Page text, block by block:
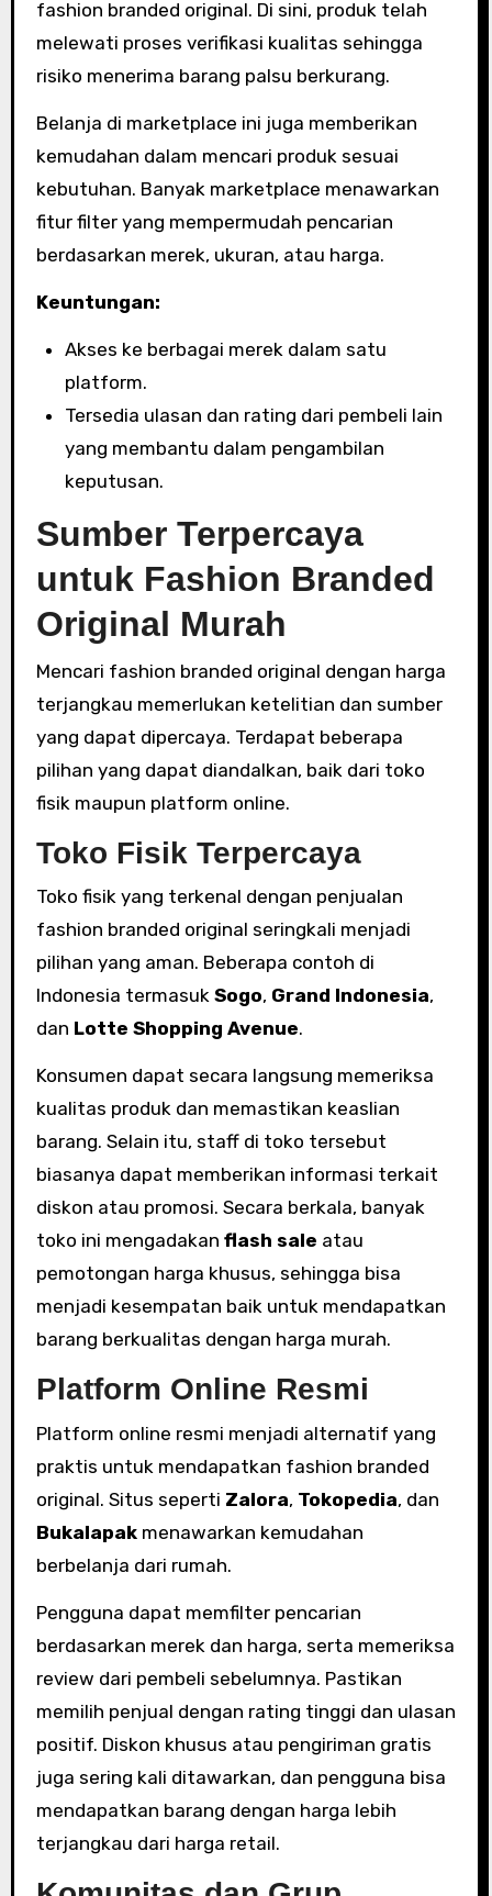
fashion branded original. Di sini, produk telah
melewati proses verifikasi kualitas sehingga
risiko menerima barang palsu berkurang.
Belanja di marketplace ini juga memberikan
kemudahan dalam mencari produk sesuai
kebutuhan. Banyak marketplace menawarkan
fitur filter yang mempermudah pencarian
berdasarkan merek, ukuran, atau harga.
Keuntungan:
Akses ke berbagai merek dalam satu
platform.
Tersedia ulasan dan rating dari pembeli lain
yang membantu dalam pengambilan
keputusan.
Sumber Terpercaya
untuk Fashion Branded
Original Murah
Mencari fashion branded original dengan harga
terjangkau memerlukan ketelitian dan sumber
yang dapat dipercaya. Terdapat beberapa
pilihan yang dapat diandalkan, baik dari toko
fisik maupun platform online.
Toko Fisik Terpercaya
Toko fisik yang terkenal dengan penjualan
fashion branded original seringkali menjadi
pilihan yang aman. Beberapa contoh di
Indonesia termasuk Sogo, Grand Indonesia,
dan Lotte Shopping Avenue.
Konsumen dapat secara langsung memeriksa
kualitas produk dan memastikan keaslian
barang. Selain itu, staff di toko tersebut
biasanya dapat memberikan informasi terkait
diskon atau promosi. Secara berkala, banyak
toko ini mengadakan flash sale atau
pemotongan harga khusus, sehingga bisa
menjadi kesempatan baik untuk mendapatkan
barang berkualitas dengan harga murah.
Platform Online Resmi
Platform online resmi menjadi alternatif yang
praktis untuk mendapatkan fashion branded
original. Situs seperti Zalora, Tokopedia, dan
Bukalapakmenawarkan kemudahan
berbelanja dari rumah.
Pengguna dapat memfilter pencarian
berdasarkan merek dan harga, serta memeriksa
review dari pembeli sebelumnya. Pastikan
memilih penjual dengan rating tinggi dan ulasan
positif. Diskon khusus atau pengiriman gratis
juga sering kali ditawarkan, dan pengguna bisa
mendapatkan barang dengan harga lebih
terjangkau dari harga retail.